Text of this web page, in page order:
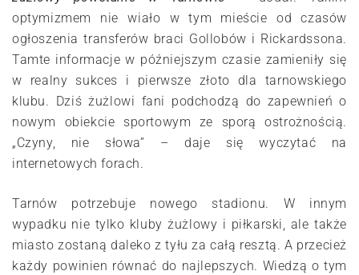
optymizmem nie wiało w tym mieście od czasów
ogłoszenia transferów braci Gollobów i Rickardssona.
Tamte informacje w późniejszym czasie zamieniły się
w realny sukces i pierwsze złoto dla tarnowskiego
klubu. Dziś żużlowi fani podchodzą do zapewnień o
nowym obiekcie sportowym ze sporą ostrożnością.
„Czyny, nie słowa” – daje się wyczytać na
internetowych forach.
Tarnów potrzebuje nowego stadionu. W innym
wypadku nie tylko kluby żużlowy i piłkarski, ale także
miasto zostaną daleko z tyłu za całą resztą. A przecież
każdy powinien równać do najlepszych. Wiedzą o tym